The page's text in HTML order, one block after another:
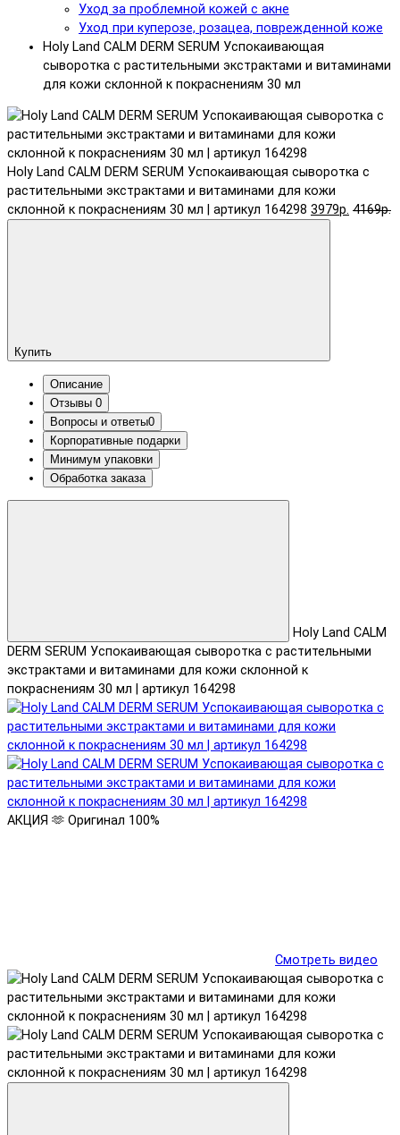
Уход за проблемной кожей с акне
Уход при куперозе, розацеа, поврежденной коже
Holy Land CALM DERM SERUM Успокаивающая
сыворотка с растительными экстрактами и витаминами
для кожи склонной к покраснениям 30 мл
Holy Land CALM DERM SERUM Успокаивающая сыворотка с
растительными экстрактами и витаминами для кожи
склонной к покраснениям 30 мл | артикул 164298 3979р. 4169р.
Купить
Описание
Отзывы 0
Вопросы и ответы0
Корпоративные подарки
Минимум упаковки
Обработка заказа
Holy Land CALM
DERM SERUM Успокаивающая сыворотка с растительными
экстрактами и витаминами для кожи склонной к
покраснениям 30 мл | артикул 164298
АКЦИЯ 🫶 Оригинал 100%
Смотреть видео